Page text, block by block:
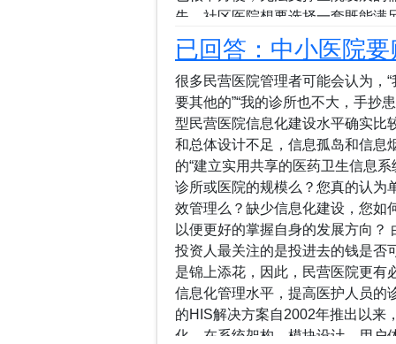
失。社区医院想要选择一套既能满
又能够体现医院特色要求的一套系
高，HIS公司可以按客户要求定制
升级，软佳医院信息管理系统在系
性、安全性、扩展性，兼容性，系
医院的管理软件系统HIS根据用户
简单，打破HIS系统和其他系统的
只是提供医院管理软件(HIS系统）
信息管理系统分为17个模块，涵
逻辑关系组织各个子模块，业务管
已回答：中小医院
很多民营医院管理者可能会认为，
要其他的”“我的诊所也不大，手
型民营医院信息化建设水平确实比
和总体设计不足，信息孤岛和信息
的“建立实用共享的医药卫生信息
诊所或医院的规模么？您真的认为
效管理么？缺少信息化建设，您如
以便更好的掌握自身的发展方向？
投资人最关注的是投进去的钱是否
是锦上添花，因此，民营医院更有
信息化管理水平，提高医护人员的
的HIS解决方案自2002年推出以来
化，在系统架构、模块设计、用户